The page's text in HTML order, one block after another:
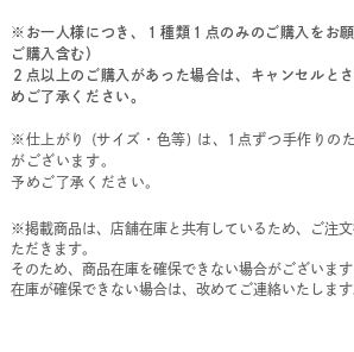
※お一人様につき、１種類１点のみのご購入をお
ご購入含む）
２点以上のご購入があった場合は、キャンセルと
めご了承ください。
※仕上がり (サイズ・色等) は、1点ずつ手作りの
がございます。
予めご了承ください。
※掲載商品は、店舗在庫と共有しているため、ご注
ただきます。
そのため、商品在庫を確保できない場合がございます
在庫が確保できない場合は、改めてご連絡いたします